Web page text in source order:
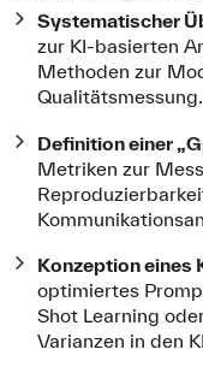
Systematischer
zur KI-basierten
Methoden zur
Qualitätsmessung.
Definition einer
Metriken zur
Konzeption eines
optimiertes
Shot Learning
Varianzen in den